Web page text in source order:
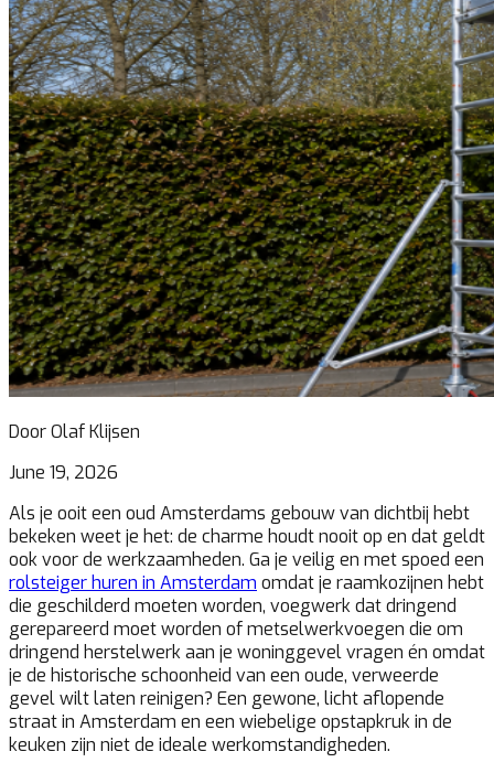
Door Olaf Klijsen
June 19, 2026
Als je ooit een oud Amsterdams gebouw van dichtbij hebt
bekeken weet je het: de charme houdt nooit op en dat geldt
ook voor de werkzaamheden. Ga je veilig en met spoed een
rolsteiger huren in Amsterdam omdat je raamkozijnen hebt
die geschilderd moeten worden, voegwerk dat dringend
gerepareerd moet worden of metselwerkvoegen die om
dringend herstelwerk aan je woninggevel vragen én omdat
je de historische schoonheid van een oude, verweerde
gevel wilt laten reinigen? Een gewone, licht aflopende
straat in Amsterdam en een wiebelige opstapkruk in de
keuken zijn niet de ideale werkomstandigheden.